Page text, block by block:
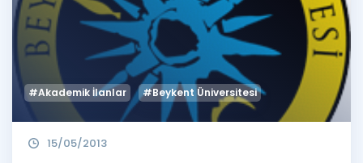
#Akademik İlanlar #Beykent Üniversitesi
15/05/2013